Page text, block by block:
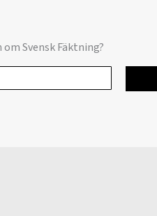
Svensk Fäktning?